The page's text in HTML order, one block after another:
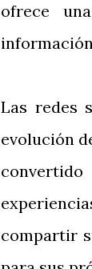
ofrece
Las redes
evolución
compartir